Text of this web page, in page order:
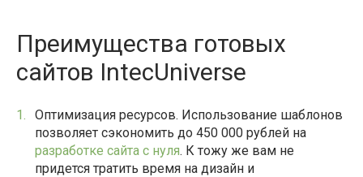
Преимущества готовых
сайтов IntecUniverse
Оптимизация ресурсов. Использование шаблонов
позволяет сэкономить до 450 000 рублей на
разработке сайта с нуля. К тожу же вам не
придется тратить время на дизайн и